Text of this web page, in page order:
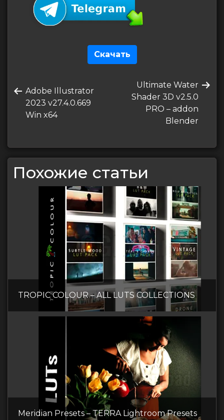
Скачать
по
записям
Предыдущая
запись
Adobe Illustrator
2023 v27.4.0.669
Win x64
Следующая
запись
Ultimate Water
Shader 3D v2.5.0
PRO – addon
Blender
Похожие статьи
TROPIC COLOUR – ALL LUTS COLLECTIONS
Meridian Presets – TERRA Lightroom Presets